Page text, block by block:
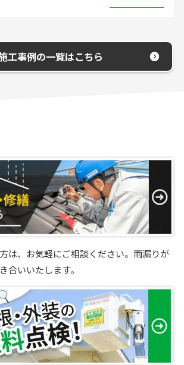
工事例の一覧はこちら
は、お気軽にご相談ください。雨漏りが
合いいたします。